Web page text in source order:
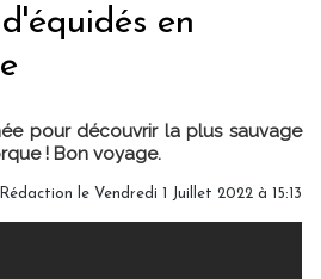
en
pour découvrir la plus sauvage
! Bon voyage.
le Vendredi 1 Juillet 2022 à 15:13